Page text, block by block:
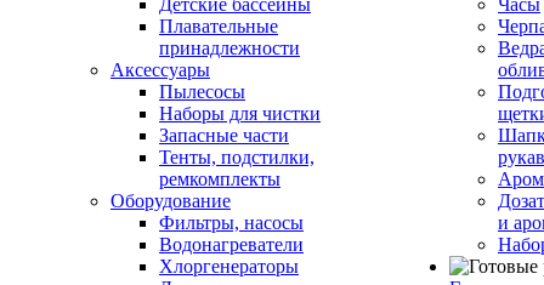
Детские бассейны
Плавательные
принадлежности
Аксессуары
Пылесосы
Наборы для чистки
Запасные части
Тенты, подстилки,
ремкомплекты
Оборудование
Фильтры, насосы
Водонагреватели
Хлоргенераторы
Часы
и